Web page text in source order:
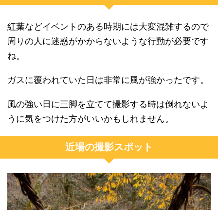
紅葉などイベントのある時期には大変混雑するので
周りの人に迷惑がかからないような行動が必要です
ね。
ガスに覆われていた日は非常に風が強かったです。
風の強い日に三脚を立てて撮影する時は倒れないよ
うに気をつけた方がいいかもしれません。
近場の撮影スポット